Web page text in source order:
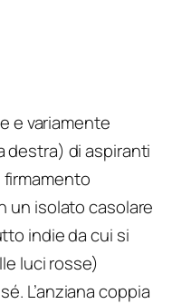
e variamente
di aspiranti
un isolato casolare
indie da cui si
luci rosse)
L’anziana coppia